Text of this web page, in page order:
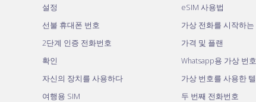
설정
선불 휴대폰 번호
2단계 인증 전화번호
확인
자신의 장치를 사용하다
여행용 SIM
eSIM 사용법
가상 전화를 시작하는
가격 및 플랜
Whatsapp용 가상 번호
가상 번호를 사용한
두 번째 전화번호